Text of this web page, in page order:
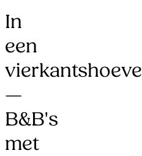
In
een
vierkantshoeve
—
B&B's
met